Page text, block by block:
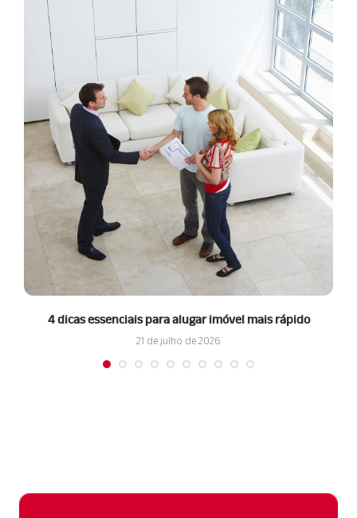
4 dicas essenciais para alugar imóvel mais rápido
21 de julho de 2026